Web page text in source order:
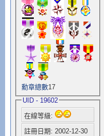
勳章總數17
UID - 19602
在線等級:
註冊日期: 2002-12-30